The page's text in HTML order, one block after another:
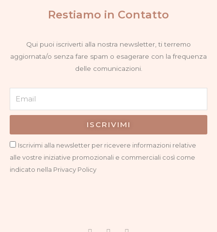
Restiamo in Contatto
Qui puoi iscriverti alla nostra newsletter, ti terremo
aggiornata/o senza fare spam o esagerare con la frequenza
delle comunicazioni.
Privacy
Iscrivimi alla newsletter per ricevere informazioni relative
alle vostre iniziative promozionali e commerciali così come
indicato nella Privacy Policy
ISCRIVIMI